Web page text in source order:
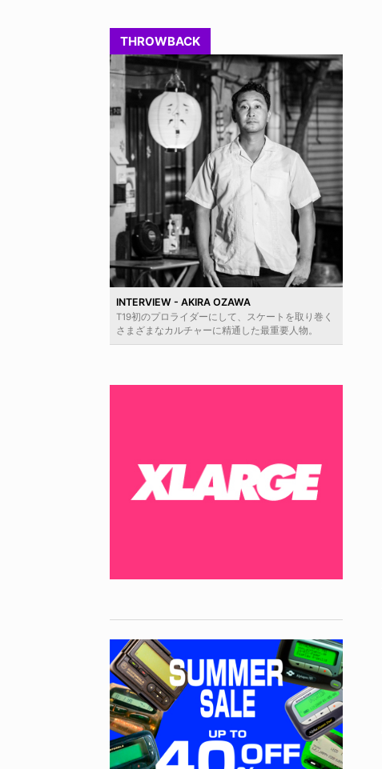
THROWBACK
INTERVIEW - AKIRA OZAWA
T19初のプロライダーにして、スケートを取り巻く
さまざまなカルチャーに精通した最重要人物。